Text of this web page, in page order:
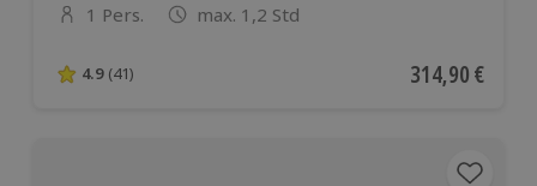
Anzahl der Teilnehmer
1 Pers. max. 1,2 Std
4.9 von 5 Sternen basierend auf 41 Bewertungen
4.9 (41) Aktueller Preis
314,90 €